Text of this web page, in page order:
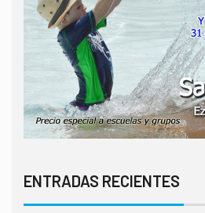
ENTRADAS RECIENTES